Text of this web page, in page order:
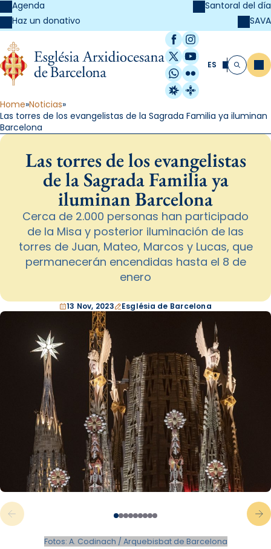
Agenda
Haz un donativo
Santoral del día
SAVA
Facebook
Instagram
X / Twitter
YouTube
WhatsApp
Flickr
Radio Estel
Catalunya
ES Buscar
Home Noticias
Las torres de los evangelistas de la Sagrada Familia ya iluminan
Barcelona
Las torres de los evangelistas
de la Sagrada Familia ya
iluminan Barcelona
Cerca de 2.000 personas han participado
de la Misa y posterior iluminación de las
torres de Juan, Mateo, Marcos y Lucas, que
permanecerán encendidas hasta el 8 de
enero
13 Nov, 2023 Església de Barcelona
Fotos: A. Codinach / Arquebisbat de Barcelona